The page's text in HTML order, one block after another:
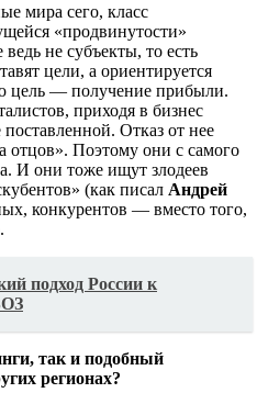
мира сего, класс
«продвинутости»
не субъекты, то есть
цели, а ориентируется
цель — получение прибыли.
приходя в бизнес
поставленной. Отказ от нее
отцов». Поэтому они с самого
И они тоже ищут злодеев
(как писал Андрей
конкурентов — вместо того,
подход России к
так и подобный
регионах?